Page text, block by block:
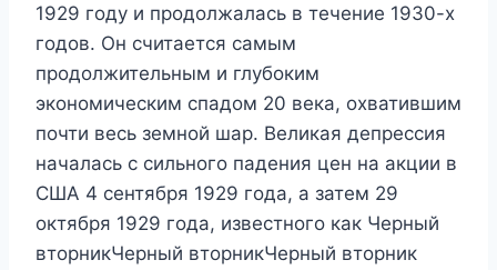
1929 году и продолжалась в течение 1930-х
годов. Он считается самым
продолжительным и глубоким
экономическим спадом 20 века, охватившим
почти весь земной шар. Великая депрессия
началась с сильного падения цен на акции в
США 4 сентября 1929 года, а затем 29
октября 1929 года, известного как Черный
вторникЧерный вторникЧерный вторник